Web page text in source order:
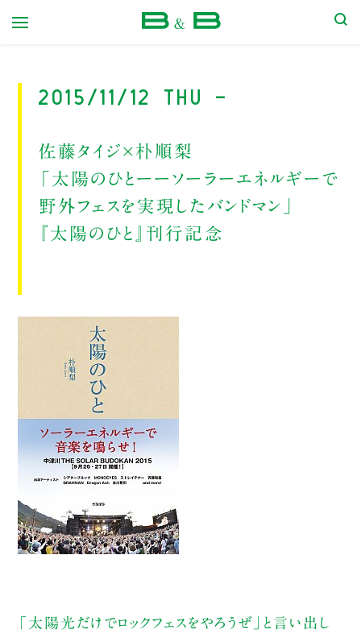
2015/11/12 Thu -
佐藤タイジ×朴順梨
「太陽のひとーーソーラーエネルギーで
野外フェスを実現したバンドマン」
『太陽のひと』刊行記念
「太陽光だけでロックフェスをやろうぜ」と言い出し